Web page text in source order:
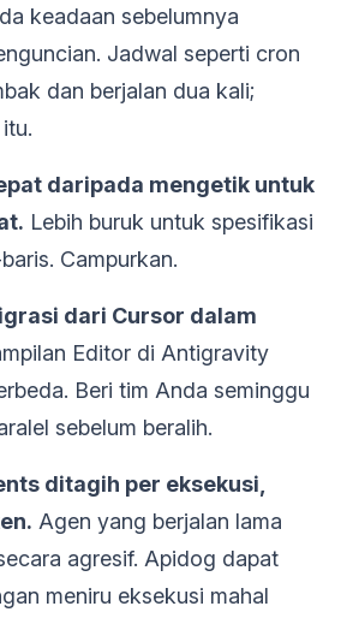
keadaan sebelumnya
Jadwal seperti cron
dan berjalan dua kali;
daripada mengetik untuk
Lebih buruk untuk spesifikasi
Campurkan.
dari Cursor dalam
Editor di Antigravity
Beri tim Anda seminggu
sebelum beralih.
ditagih per eksekusi,
Agen yang berjalan lama
agresif. Apidog dapat
meniru eksekusi mahal